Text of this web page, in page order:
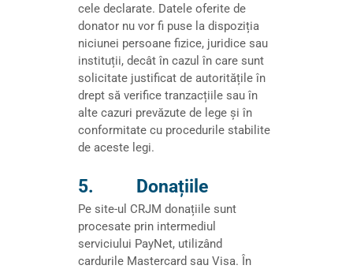
cele declarate. Datele oferite de
donator nu vor fi puse la dispoziția
niciunei persoane fizice, juridice sau
instituții, decât în cazul în care sunt
solicitate justificat de autoritățile în
drept să verifice tranzacțiile sau în
alte cazuri prevăzute de lege și în
conformitate cu procedurile stabilite
de aceste legi.
5. Donațiile
Pe site-ul CRJM donațiile sunt
procesate prin intermediul
serviciului PayNet, utilizând
cardurile Mastercard sau Visa. În